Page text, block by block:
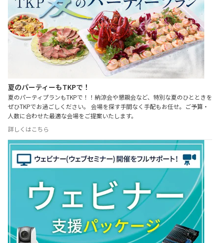
夏のパーティーもTKPで！
夏のパーティプランもTKPで！！納涼会や懇親会など、特別な夏のひとときを
ぜひTKPでお過ごしください。 会場を探す手間なく手配もお任せ。ご予算・
人数に合わせた最適な会場をご提案いたします。
詳しくはこちら